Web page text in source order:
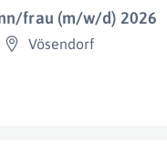
frau (m/w/d) 2026
Vösendorf